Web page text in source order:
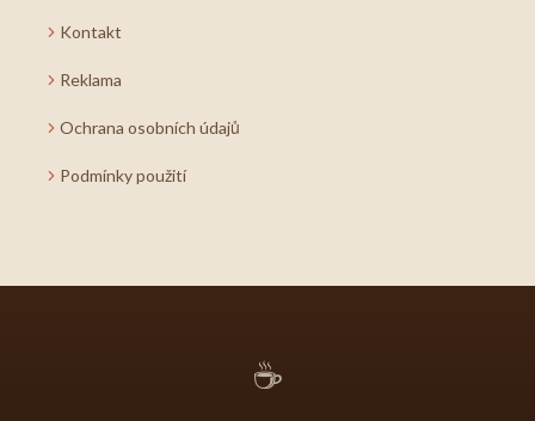
Kontakt
Reklama
Ochrana osobních údajů
Podmínky použití
☕